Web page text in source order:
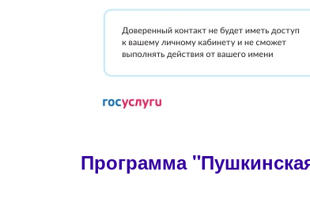
Программа